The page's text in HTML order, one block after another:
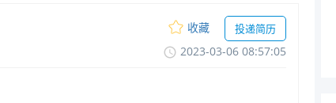
收藏 投递简历
2023-03-0608:57:05